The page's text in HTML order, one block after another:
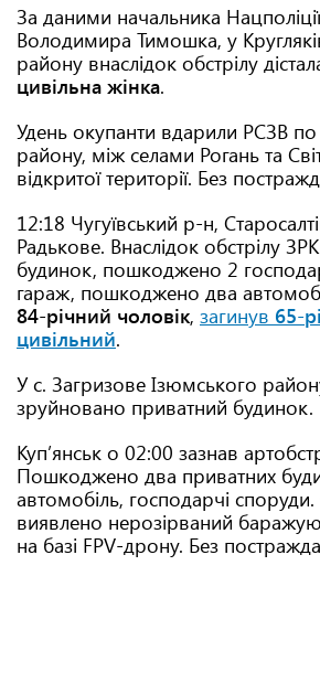
За даними начальника
Володимира Тимошка, у
району внаслідок обстрілу
цивільна жінка.
Удень окупанти вдарили РСЗВ
району, між селами Рогань та
відкритої території. Без
12:18 Чугуївський р-н,
Радькове. Внаслідок обстрілу
будинок, пошкоджено 2
гараж, пошкоджено два
84-річний чоловік, загинув 65-
цивільний.
У с. Загризове Ізюмського
зруйновано приватний будинок.
Куп’янськ о 02:00 зазнав
Пошкоджено два приватних
автомобіль, господарчі
виявлено нерозірваний
на базі FPV-дрону. Без